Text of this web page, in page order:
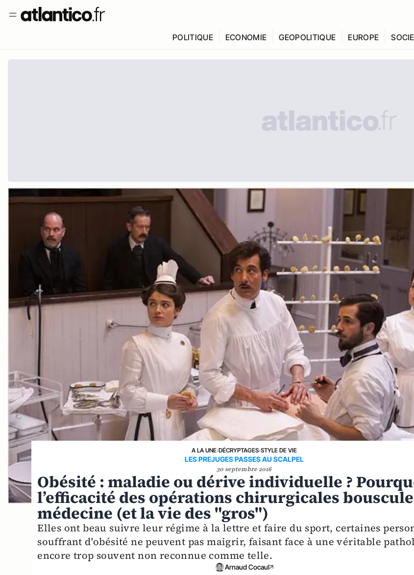
POLITIQUE ECONOMIE GEOPOLITIQUE EUROPE
A LA UNE›DÉCRYPTAGES›STYLE DE VIE
LES PREJUGES PASSES AU SCALPEL
30 septembre 2016
Obésité : maladie ou dérive individuelle ?
l’efficacité des opérations chirurgicales
médecine (et la vie des "gros")
Elles ont beau suivre leur régime à la lettre et faire du sport, certaines
souffrant d'obésité ne peuvent pas maigrir, faisant face à une véritable
encore trop souvent non reconnue comme telle.
Arnaud Cocaul